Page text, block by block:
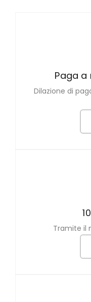
Paga a
Dilazione di
Tramite il